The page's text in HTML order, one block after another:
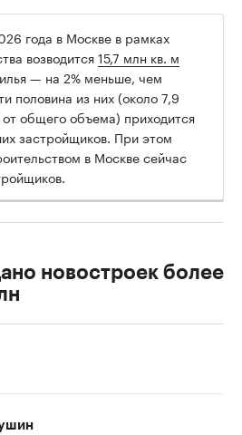
года в Москве в рамках
возводится15,7 млн кв. м
— на 2% меньше, чем
половина из них (около 7,9
общего объема) приходится
застройщиков. При этом
в Москве сейчас
новостроек более